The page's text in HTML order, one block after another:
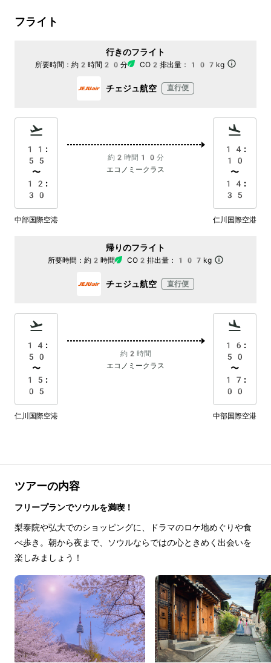
フライト
行きのフライト
所要時間： 約2時間20分 CO2排出量： 107kg
チェジュ航空 直行便
11:
55
〜
12:
30
約2時間10分
エコノミークラス
14:
10
〜
14:
35
中部国際空港 仁川国際空港
帰りのフライト
所要時間： 約2時間 CO2排出量： 107kg
チェジュ航空 直行便
14:
50
〜
15:
05
約2時間
エコノミークラス
16:
50
〜
17:
00
仁川国際空港 中部国際空港
ツアーの内容
フリープランでソウルを満喫！
梨泰院や弘大でのショッピングに、ドラマのロケ地めぐりや食
べ歩き。朝から夜まで、ソウルならではの心ときめく出会いを
楽しみましょう！